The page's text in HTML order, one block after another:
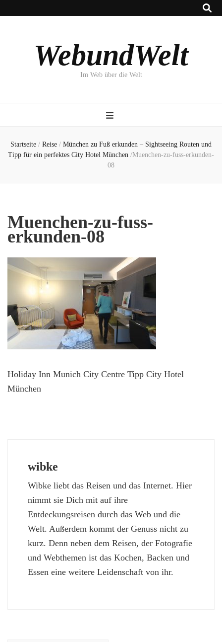
WebundWelt
Im Web über die Welt
Startseite / Reise / München zu Fuß erkunden – Sightseeing Routen und
Tipp für ein perfektes City Hotel München /Muenchen-zu-fuss-erkunden-
08
Muenchen-zu-fuss-
erkunden-08
Holiday Inn Munich City Centre Tipp City Hotel
München
wibke
Wibke liebt das Reisen und das Internet. Hier
nimmt sie Dich mit auf ihre
Entdeckungsreisen durch das Web und die
Welt. Außerdem kommt der Genuss nicht zu
kurz. Denn neben dem Reisen, der Fotografie
und Webthemen ist das Kochen, Backen und
Essen eine weitere Leidenschaft von ihr.